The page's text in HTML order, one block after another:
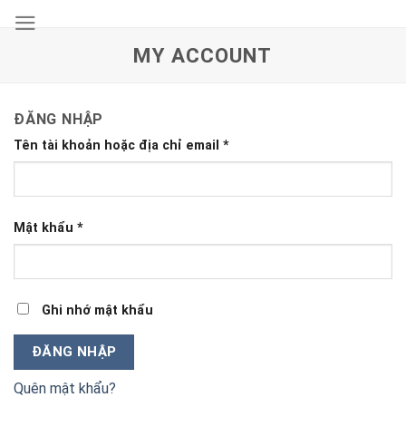
MY ACCOUNT
ĐĂNG NHẬP
Tên tài khoản hoặc địa chỉ email *
Mật khẩu *
Ghi nhớ mật khẩu
ĐĂNG NHẬP
Quên mật khẩu?